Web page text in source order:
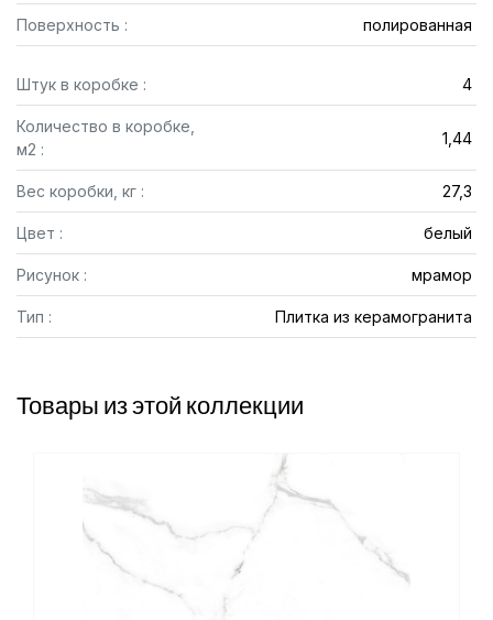
Поверхность : полированная
Штук в коробке : 4
Количество в коробке,
м2 :
1,44
Вес коробки, кг : 27,3
Цвет : белый
Рисунок : мрамор
Тип : Плитка из керамогранита
Товары из этой коллекции